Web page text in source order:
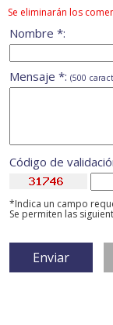
Se eliminarán los
Nombre *:
Mensaje *: (500
Código de
*Indica un campo
Se permiten las